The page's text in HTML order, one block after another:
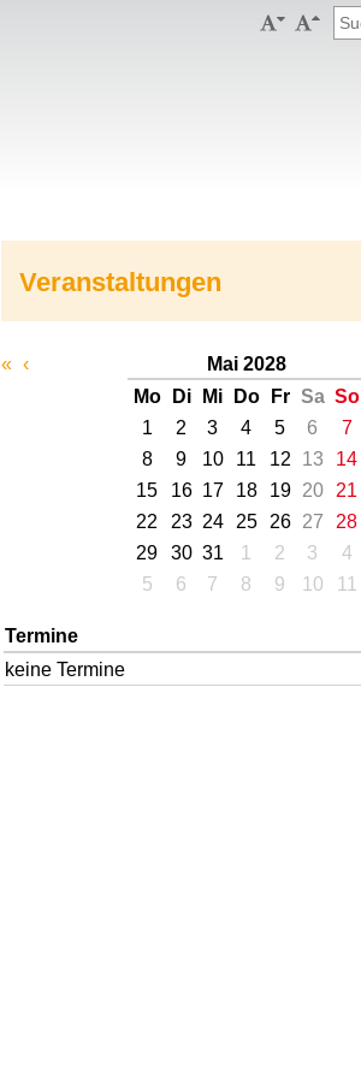
 
Veranstaltungen
« ‹
Mai 2028
Mo
Di Mi Do Fr Sa So
1
2 3 4 5 6
7
8
9 10 11 12 13
14
15
16 17 18 19 20
21
22
23 24 25 26 27
28
29
30 31 1 2 3
4
5
6 7 8 9 10 11
Termine
keine Termine